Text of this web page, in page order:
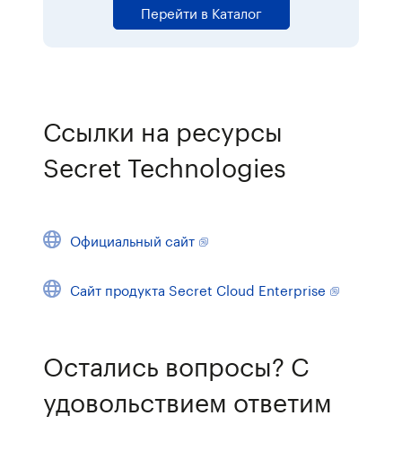
Перейти в Каталог
Ссылки на ресурсы
Secret Technologies
Официальный сайт
Сайт продукта Secret Cloud Enterprise
Остались вопросы? С
удовольствием ответим